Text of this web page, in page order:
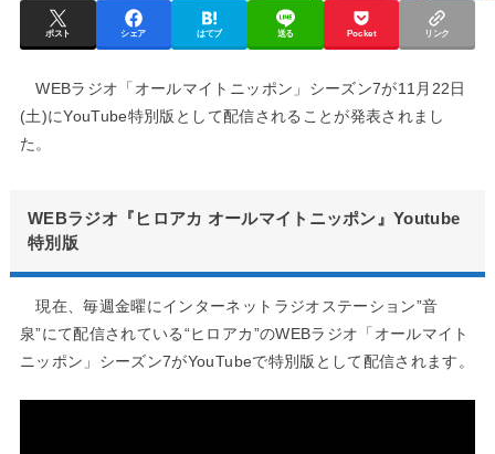
ポスト シェア はてブ 送る Pocket リンク
WEBラジオ「オールマイトニッポン」シーズン7が11月22日
(土)にYouTube特別版として配信されることが発表されまし
た。
WEBラジオ『ヒロアカ オールマイトニッポン』Youtube
特別版
現在、毎週金曜にインターネットラジオステーション”音
泉”にて配信されている“ヒロアカ”のWEBラジオ「オールマイト
ニッポン」シーズン7がYouTubeで特別版として配信されます。